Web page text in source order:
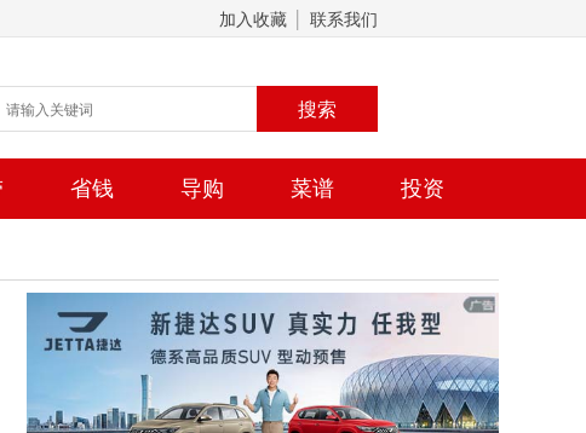
加入收藏 联系我们
省钱 导购 菜谱 投资